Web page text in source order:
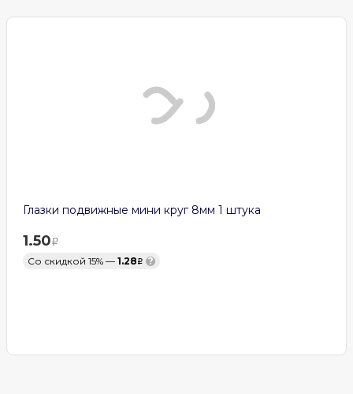
Глазки подвижные мини круг 8мм 1 штука
1.50
Со скидкой 15% — 1.28 ?